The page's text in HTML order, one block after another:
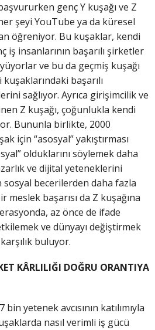
genç Y kuşağı ve Z
şeyi YouTube ya da küresel
öğreniyor. Bu kuşaklar, kendi
iş insanlarının başarılı şirketler
ve bu da geçmiş kuşağı
başarılı
sağlıyor. Ayrıca girişimcilik ve
Z kuşağı, çoğunlukla kendi
Bununla birlikte, 2000
için “asosyal” yakıştırması
olduklarını söylemek daha
ve dijital yeteneklerini
becerilerden daha fazla
meslek başarısı da Z kuşağına
az önce de ifade
ve dünyayı değiştirmek
buluyor.
KÂRLILIĞI DOĞRU ORANTIYA
yetenek avcısının katılımıyla
nasıl verimli iş gücü